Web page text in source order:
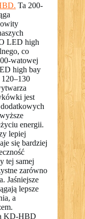
Ta 200-
LED high
co
watowej
high bay
120–130
jest
energii.
lepiej
się bardziej
tej samej
zarówno
Jaśniejsze
lepsze
a
KD-HBD